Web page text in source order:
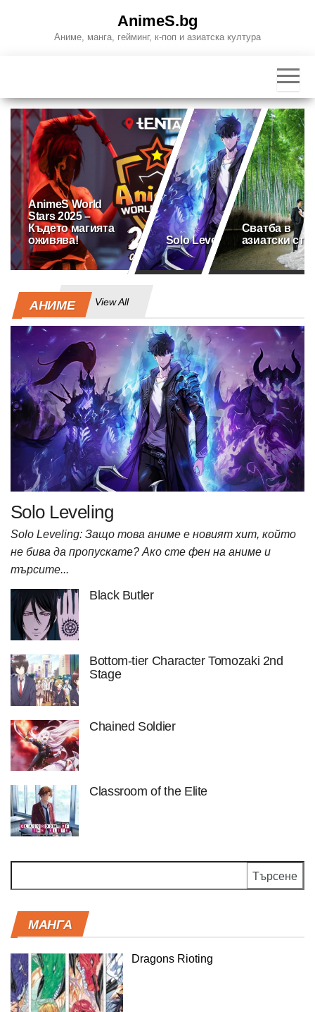
AnimeS.bg
Аниме, манга, гейминг, к-поп и азиатска култура
AnimeS World
Stars 2025 –
Където магията
оживява!
Solo Leveling
Сватба в
азиатски
АНИМЕ View All
Solo Leveling
Solo Leveling: Защо това аниме е новият хит, който
не бива да пропускате? Ако сте фен на аниме и
търсите...
Black Butler
Bottom-tier Character Tomozaki 2nd
Stage
Chained Soldier
Classroom of the Elite
за:
МАНГА
Dragons Rioting